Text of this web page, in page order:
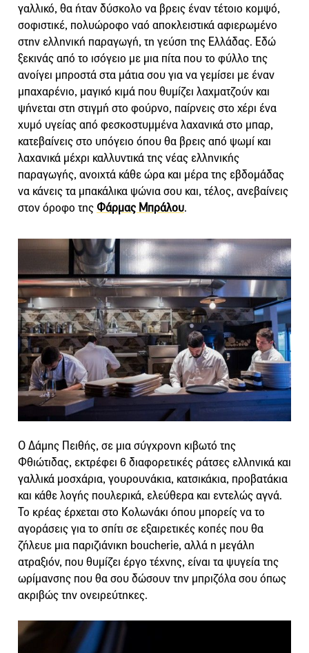
γαλλικό, θα ήταν δύσκολο να βρεις έναν τέτοιο κομψό,
σοφιστικέ, πολυώροφο ναό αποκλειστικά αφιερωμένο
στην ελληνική παραγωγή, τη γεύση της Ελλάδας. Εδώ
ξεκινάς από το ισόγειο με μια πίτα που το φύλλο της
ανοίγει μπροστά στα μάτια σου για να γεμίσει με έναν
μπαχαρένιο, μαγικό κιμά που θυμίζει λαχματζούν και
ψήνεται στη στιγμή στο φούρνο, παίρνεις στο χέρι ένα
χυμό υγείας από φεσκοστυμμένα λαχανικά στο μπαρ,
κατεβαίνεις στο υπόγειο όπου θα βρεις από ψωμί και
λαχανικά μέχρι καλλυντικά της νέας ελληνικής
παραγωγής, ανοιχτά κάθε ώρα και μέρα της εβδομάδας
να κάνεις τα μπακάλικα ψώνια σου και, τέλος, ανεβαίνεις
στον όροφο τηςΦάρμας Μπράλου.
Ο Δάμης Πειθής, σε μια σύγχρονη κιβωτό της
Φθιώτιδας, εκτρέφει 6 διαφορετικές ράτσες ελληνικά και
γαλλικά μοσχάρια, γουρουνάκια, κατσικάκια, προβατάκια
και κάθε λογής πουλερικά, ελεύθερα και εντελώς αγνά.
Το κρέας έρχεται στο Κολωνάκι όπου μπορείς να το
αγοράσεις για το σπίτι σε εξαιρετικές κοπές που θα
ζήλευε μια παριζιάνικη boucherie, αλλά η μεγάλη
ατραξιόν, που θυμίζει έργο τέχνης, είναι τα ψυγεία της
ωρίμανσης που θα σου δώσουν την μπριζόλα σου όπως
ακριβώς την ονειρεύτηκες.